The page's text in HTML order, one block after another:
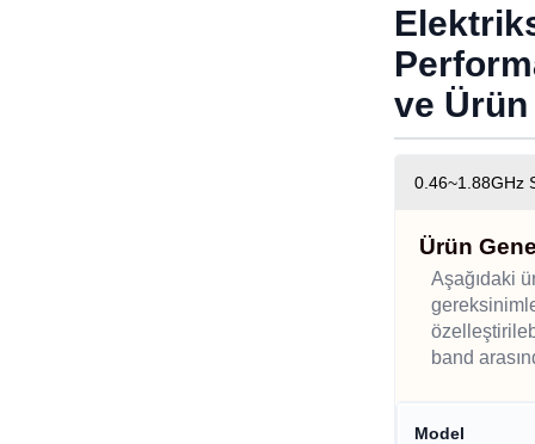
ve
0.46~1.88GHz
Ürün
Aşağıdaki
band
Model